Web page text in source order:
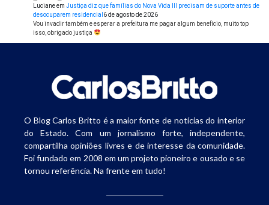
Lucianeem Justiça diz que famílias do Nova Vida III precisam de suporte antes de
desocuparem residencial 6 de agosto de 2026
Vou invadir também e esperar a prefeitura me pagar algum benefício, muito top
isso, obrigado justiça
O Blog Carlos Britto é a maior fonte de notícias do interior
do Estado. Com um jornalismo forte, independente,
compartilha opiniões livres e de interesse da comunidade.
Foi fundado em 2008 em um projeto pioneiro e ousado e se
tornou referência. Na frente em tudo!